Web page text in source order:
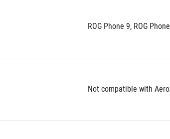
ROG Phone 9, ROG
Not compatible with